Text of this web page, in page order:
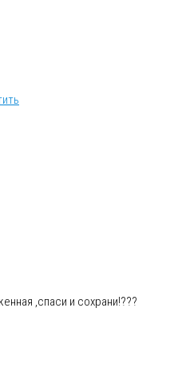
,спаси и сохрани!???